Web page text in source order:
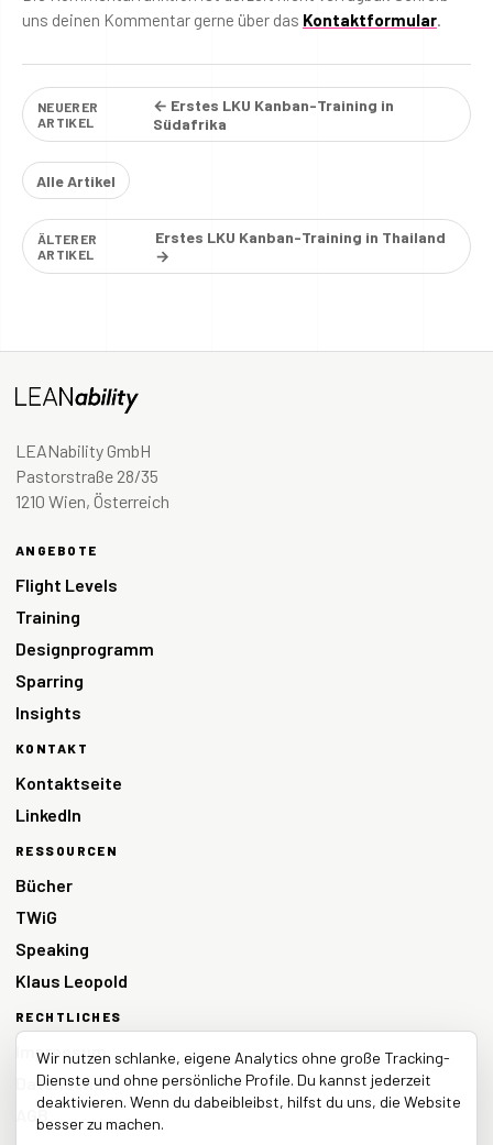
uns deinen Kommentar gerne über das Kontaktformular.
NEUERER
ARTIKEL
← Erstes LKU Kanban-Training in
Südafrika
Alle Artikel
ÄLTERER
ARTIKEL
Erstes LKU Kanban-Training in Thailand
→
LEANability GmbH
Pastorstraße 28/35
1210 Wien, Österreich
ANGEBOTE
Flight Levels
Training
Designprogramm
Sparring
Insights
KONTAKT
Kontaktseite
LinkedIn
RESSOURCEN
Bücher
TWiG
Speaking
Klaus Leopold
RECHTLICHES
Impressum
Datenschutz
AGB
Wir nutzen schlanke, eigene Analytics ohne große Tracking-
Dienste und ohne persönliche Profile. Du kannst jederzeit
deaktivieren. Wenn du dabeibleibst, hilfst du uns, die Website
besser zu machen.